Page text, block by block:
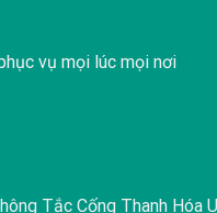
vụ mọi lúc mọi nơi
Tắc Cống Thanh Hóa